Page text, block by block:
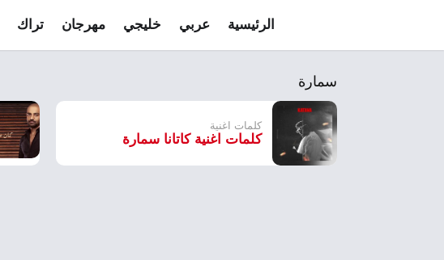
الرئيسية عربي خليجي مهرجان تراك
سمارة
كلمات اغنية
كلمات اغنية كاتانا سمارة